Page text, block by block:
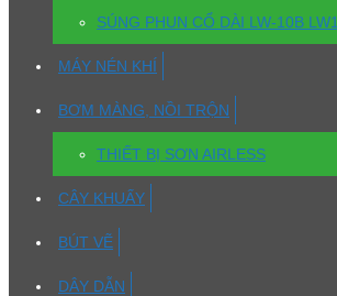
SÚNG PHUN CỔ DÀI LW-10B LW1
MÁY NÉN KHÍ
BƠM MÀNG, NỒI TRỘN
THIẾT BỊ SƠN AIRLESS
CÂY KHUẤY
BÚT VẼ
DÂY DẪN